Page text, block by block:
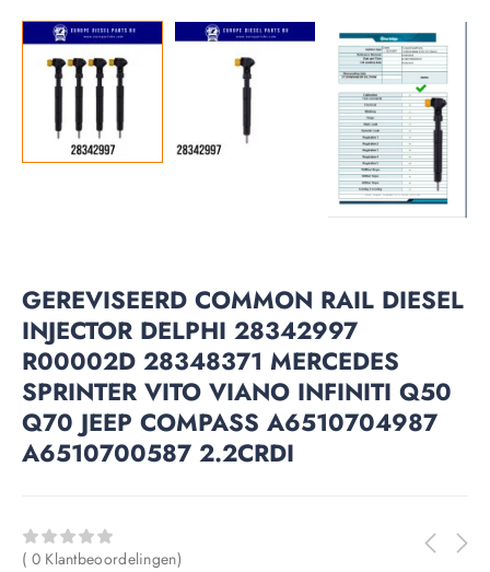
GEREVISEERD COMMON RAIL DIESEL
INJECTOR DELPHI 28342997
R00002D 28348371 MERCEDES
SPRINTER VITO VIANO INFINITI Q50
Q70 JEEP COMPASS A6510704987
A6510700587 2.2CRDI
( 0 Klantbeoordelingen)